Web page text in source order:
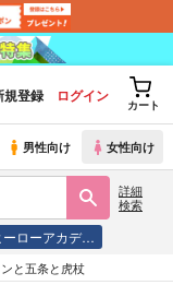
規登録 ログイン
カート
男性向け 女性向け
詳細
検索
ーローアカデ…
と五条と虎杖